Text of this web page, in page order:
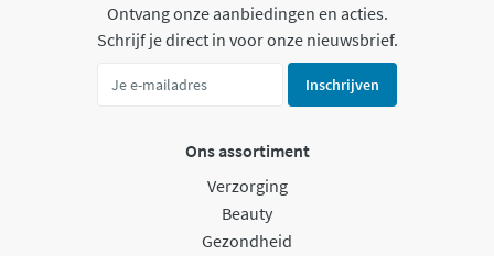
Ontvang onze aanbiedingen en acties.
Schrijf je direct in voor onze nieuwsbrief.
Inschrijven
Ons assortiment
Verzorging
Beauty
Gezondheid